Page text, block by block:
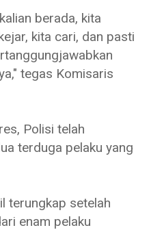
berada, kita
kita cari, dan pasti
tegas Komisaris
Polisi telah
terduga pelaku yang
terungkap setelah
enam pelaku